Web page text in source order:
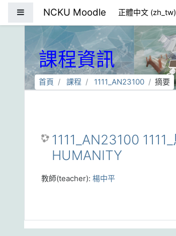
NCKU Moodle 正體中文 ‎(zh_tw)‎
課程資訊
首頁 課程 1111_AN23100 摘要
1111_AN23100
HUMANITY
教師(teacher): 楊中平